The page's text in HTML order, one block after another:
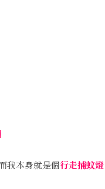
我本身就是個行走捕蚊燈